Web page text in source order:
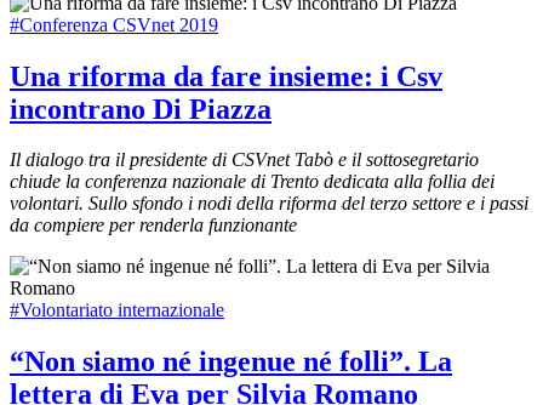
#Conferenza CSVnet 2019
Una riforma da fare insieme: i Csv
incontrano Di Piazza
Il dialogo tra il presidente di CSVnet Tabò e il sottosegretario
chiude la conferenza nazionale di Trento dedicata alla follia dei
volontari. Sullo sfondo i nodi della riforma del terzo settore e i passi
da compiere per renderla funzionante
#Volontariato internazionale
“Non siamo né ingenue né folli”. La
lettera di Eva per Silvia Romano